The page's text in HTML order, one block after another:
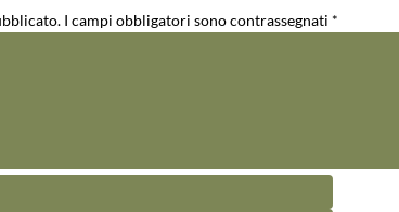
I campi obbligatori sono contrassegnati *